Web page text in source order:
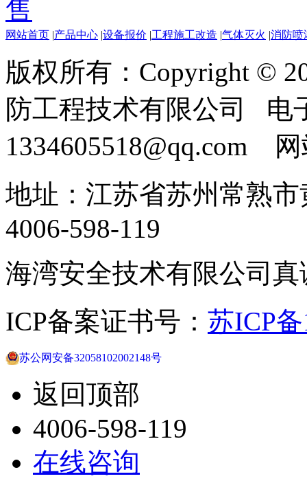
售
网站首页 |产品中心 |设备报价 |工程施工改造 |气体灭火 |消防喷
版权所有：Copyright ©
防工程技术有限公司 电
1334605518@qq.com
地址：江苏省苏州常熟
4006-598-119
海湾安全技术有限公司
ICP备案证书号： 苏ICP
苏公网安备32058102002148号
返回顶部
4006-598-119
在线咨询